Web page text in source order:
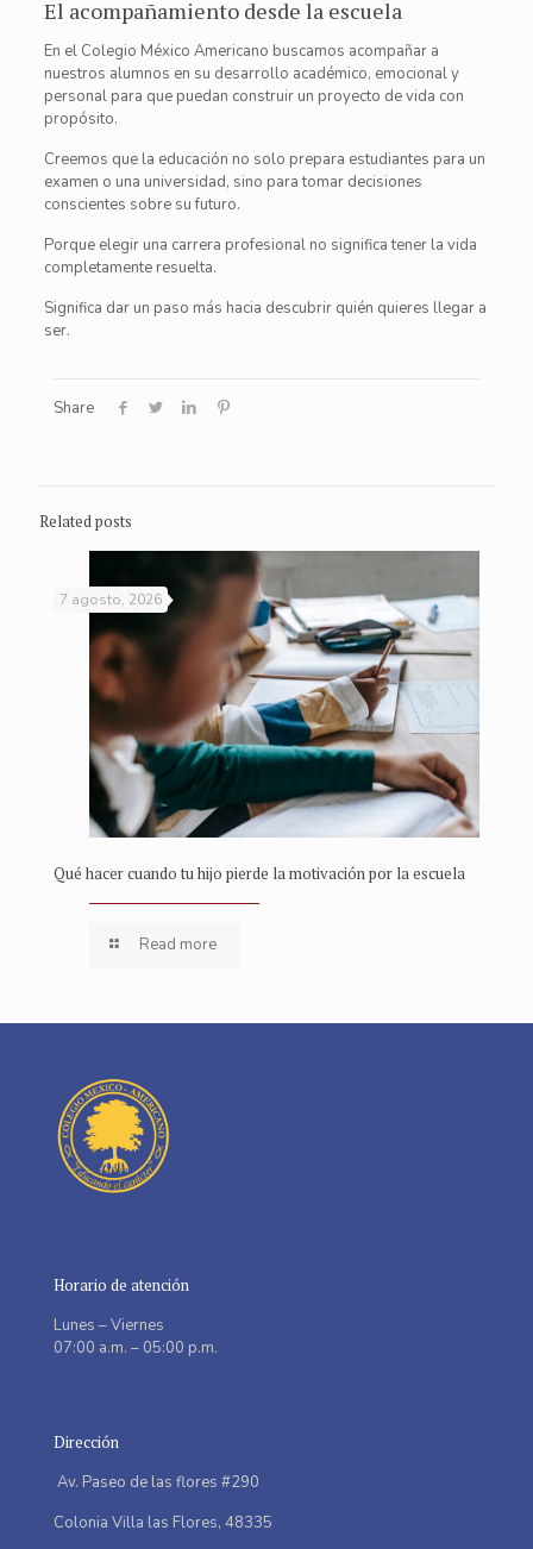
El acompañamiento desde la escuela
En el Colegio México Americano buscamos acompañar a
nuestros alumnos en su desarrollo académico, emocional y
personal para que puedan construir un proyecto de vida con
propósito.
Creemos que la educación no solo prepara estudiantes para un
examen o una universidad, sino para tomar decisiones
conscientes sobre su futuro.
Porque elegir una carrera profesional no significa tener la vida
completamente resuelta.
Significa dar un paso más hacia descubrir quién quieres llegar a
ser.
Share
Related posts
7 agosto, 2026
Qué hacer cuando tu hijo pierde la motivación por la escuela
Read more
Horario de atención
Lunes – Viernes
07:00 a.m. – 05:00 p.m.
Dirección
Av. Paseo de las flores #290
Colonia Villa las Flores, 48335